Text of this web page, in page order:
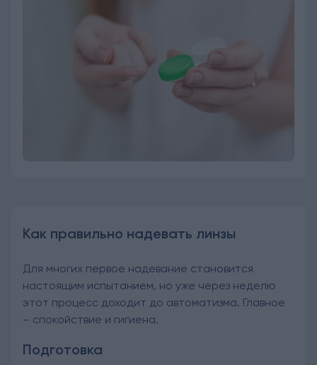
Как правильно надевать линзы
Для многих первое надевание становится
настоящим испытанием, но уже через неделю
этот процесс доходит до автоматизма. Главное
– спокойствие и гигиена.
Подготовка